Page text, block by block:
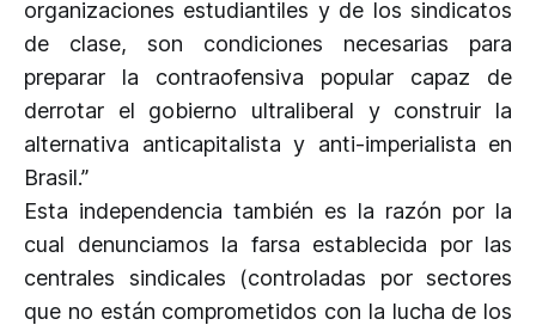
organizaciones estudiantiles y de los sindicatos
de clase, son condiciones necesarias para
preparar la contraofensiva popular capaz de
derrotar el gobierno ultraliberal y construir la
alternativa anticapitalista y anti-imperialista en
Brasil.”
Esta independencia también es la razón por la
cual denunciamos la farsa establecida por las
centrales sindicales (controladas por sectores
que no están comprometidos con la lucha de los